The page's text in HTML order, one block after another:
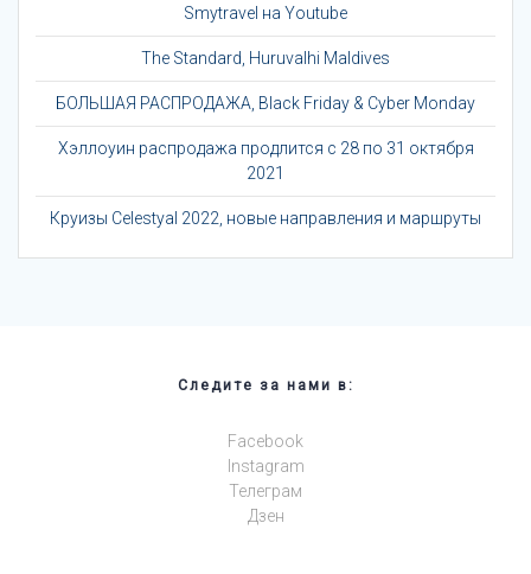
Smytravel на Youtube
The Standard, Huruvalhi Maldives
БОЛЬШАЯ РАСПРОДАЖА, Black Friday & Cyber Monday
Хэллоуин распродажа продлится с 28 по 31 октября
2021
Круизы Celestyal 2022, новые направления и маршруты
Следите за нами в:
Facebook
Instagram
Телеграм
Дзен